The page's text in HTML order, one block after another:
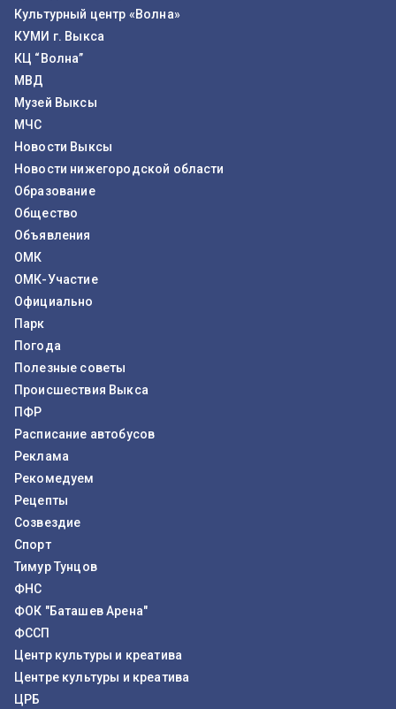
Культурный центр «Волна»
КУМИ г. Выкса
КЦ “Волна”
МВД
Музей Выксы
МЧС
Новости Выксы
Новости нижегородской области
Образование
Общество
Объявления
ОМК
ОМК-Участие
Официально
Парк
Погода
Полезные советы
Происшествия Выкса
ПФР
Расписание автобусов
Реклама
Рекомедуем
Рецепты
Созвездие
Спорт
Тимур Тунцов
ФНС
ФОК "Баташев Арена"
ФССП
Центр культуры и креатива
Центре культуры и креатива
ЦРБ